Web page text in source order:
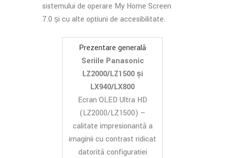
sistemului de operare My Home Screen
7.0 și cu alte opțiuni de accesibilitate.
Prezentare generală
Seriile Panasonic
LZ2000/LZ1500 și
LX940/LX800
Ecran OLED Ultra HD
(LZ2000/LZ1500) –
calitate impresionantă a
imaginii cu contrast ridicat
datorită configurației